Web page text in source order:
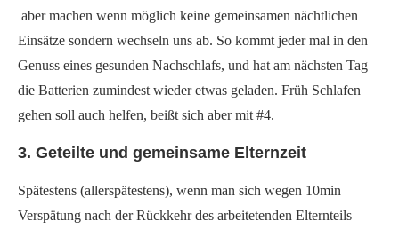
aber machen wenn möglich keine gemeinsamen nächtlichen
Einsätze sondern wechseln uns ab. So kommt jeder mal in den
Genuss eines gesunden Nachschlafs, und hat am nächsten Tag
die Batterien zumindest wieder etwas geladen. Früh Schlafen
gehen soll auch helfen, beißt sich aber mit #4.
3. Geteilte und gemeinsame Elternzeit
Spätestens (allerspätestens), wenn man sich wegen 10min
Verspätung nach der Rückkehr des arbeitetenden Elternteils